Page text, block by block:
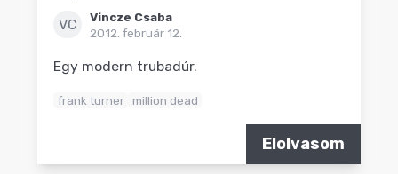
VC
Vincze Csaba
2012. február 12.
Egy modern trubadúr.
frank turner million dead
Elolvasom